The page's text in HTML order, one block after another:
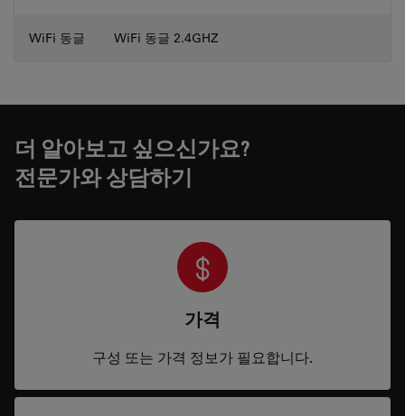
WiFi 동글 WiFi 동글 2.4GHZ
더 알아보고 싶으신가요?
전문가와 상담하기
가격
구성 또는 가격 정보가 필요합니다.